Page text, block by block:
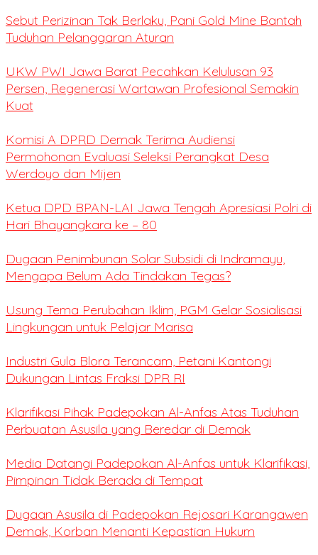
Sebut Perizinan Tak Berlaku, Pani Gold Mine Bantah
Tuduhan Pelanggaran Aturan
UKW PWI Jawa Barat Pecahkan Kelulusan 93
Persen, Regenerasi Wartawan Profesional Semakin
Kuat
Komisi A DPRD Demak Terima Audiensi
Permohonan Evaluasi Seleksi Perangkat Desa
Werdoyo dan Mijen
Ketua DPD BPAN-LAI Jawa Tengah Apresiasi Polri di
Hari Bhayangkara ke – 80
Dugaan Penimbunan Solar Subsidi di Indramayu,
Mengapa Belum Ada Tindakan Tegas?
Usung Tema Perubahan Iklim, PGM Gelar Sosialisasi
Lingkungan untuk Pelajar Marisa
Industri Gula Blora Terancam, Petani Kantongi
Dukungan Lintas Fraksi DPR RI
Klarifikasi Pihak Padepokan Al-Anfas Atas Tuduhan
Perbuatan Asusila yang Beredar di Demak
Media Datangi Padepokan Al-Anfas untuk Klarifikasi,
Pimpinan Tidak Berada di Tempat
Dugaan Asusila di Padepokan Rejosari Karangawen
Demak, Korban Menanti Kepastian Hukum